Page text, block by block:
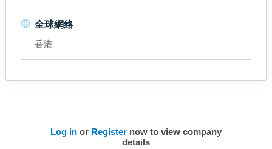
全球網絡
香港
Log in or Register now to view company
details